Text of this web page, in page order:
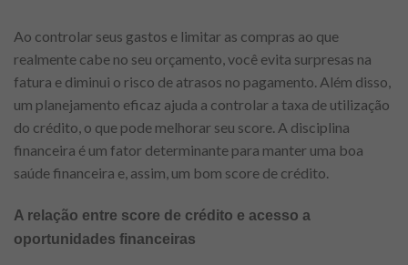
Ao controlar seus gastos e limitar as compras ao que
realmente cabe no seu orçamento, você evita surpresas na
fatura e diminui o risco de atrasos no pagamento. Além disso,
um planejamento eficaz ajuda a controlar a taxa de utilização
do crédito, o que pode melhorar seu score. A disciplina
financeira é um fator determinante para manter uma boa
saúde financeira e, assim, um bom score de crédito.
A relação entre score de crédito e acesso a
oportunidades financeiras